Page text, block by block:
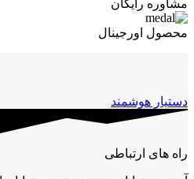
مشاوره رایگان
محصول اورجینال
دستیار هوشمند
راه های ارتباطی